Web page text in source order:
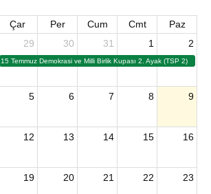
Çar Per Cum Cmt
Paz
29
15 Temmuz Demokrasi ve Milli Birlik Kupası 2. Ayak (TSP 2)
30 31 1 2
5 6 7 8 9
12 13 14 15 16
19 20 21 22 23